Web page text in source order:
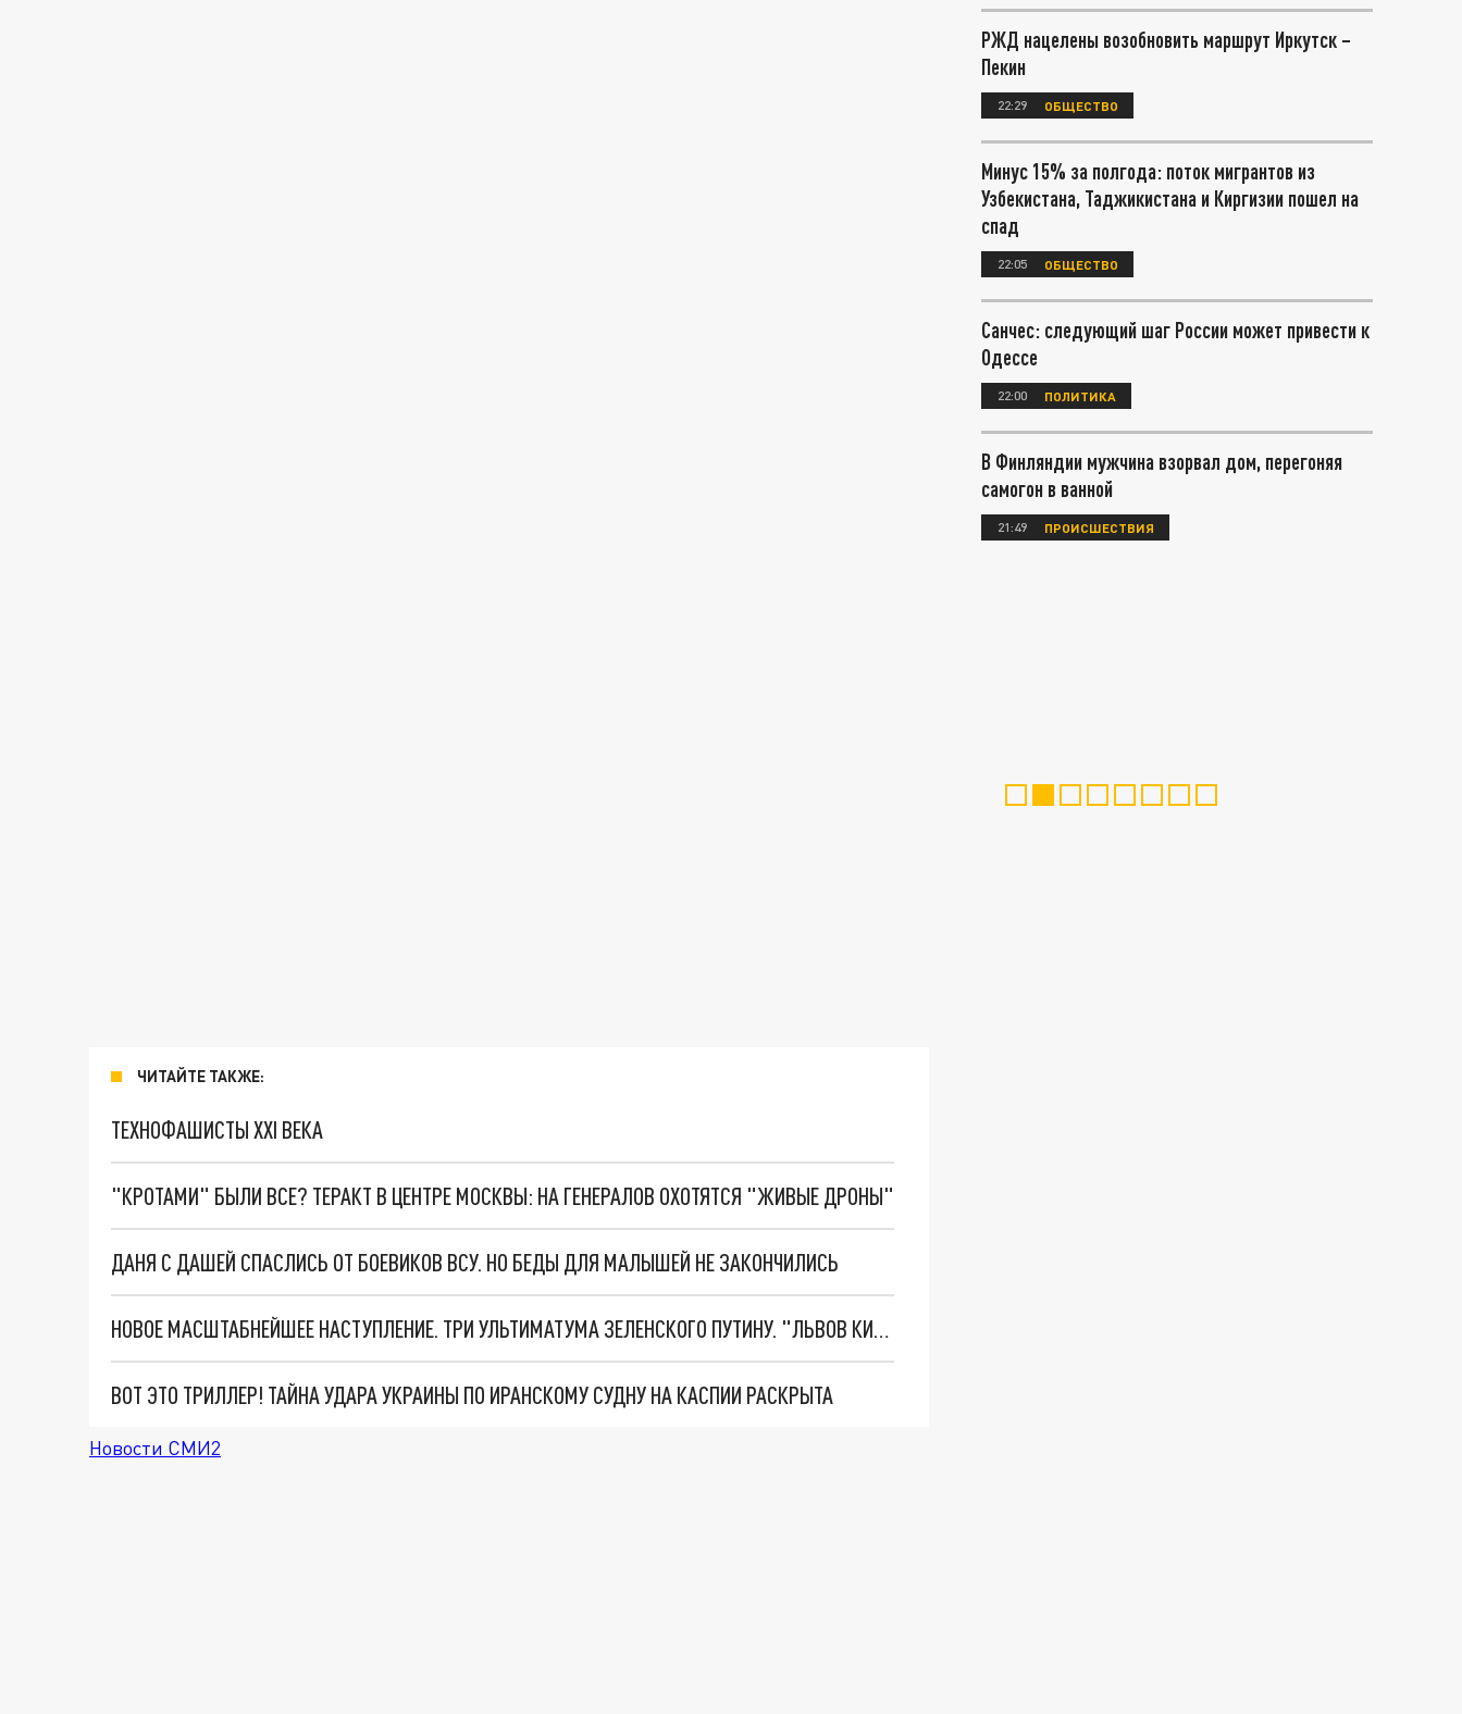
ЧИТАЙТЕ ТАКЖЕ:
ТЕХНОФАШИСТЫ XXI ВЕКА
"КРОТАМИ" БЫЛИ ВСЕ? ТЕРАКТ В ЦЕНТРЕ МОСКВЫ: НА ГЕНЕРАЛОВ ОХОТЯТСЯ "ЖИВЫЕ ДРОНЫ"
ДАНЯ С ДАШЕЙ СПАСЛИСЬ ОТ БОЕВИКОВ ВСУ. НО БЕДЫ ДЛЯ МАЛЫШЕЙ НЕ ЗАКОНЧИЛИСЬ
НОВОЕ МАСШТАБНЕЙШЕЕ НАСТУПЛЕНИЕ. ТРИ УЛЬТИМАТУМА ЗЕЛЕНСКОГО ПУТИНУ. "ЛЬВОВ КИМА" ПОСТАВЯТ НА ПВО? ГЛОБАЛЬНЫЙ ПРОРЫВ ПОД ЗАПОРОЖЬЕМ
ВОТ ЭТО ТРИЛЛЕР! ТАЙНА УДАРА УКРАИНЫ ПО ИРАНСКОМУ СУДНУ НА КАСПИИ РАСКРЫТА
Новости СМИ2
РЖД нацелены возобновить маршрут Иркутск –
Пекин
22:29 ОБЩЕСТВО
Минус 15% за полгода: поток мигрантов из
Узбекистана, Таджикистана и Киргизии пошел на
спад
22:05 ОБЩЕСТВО
Санчес: следующий шаг России может привести к
Одессе
22:00 ПОЛИТИКА
В Финляндии мужчина взорвал дом, перегоняя
самогон в ванной
21:49 ПРОИСШЕСТВИЯ